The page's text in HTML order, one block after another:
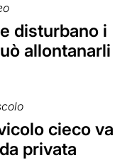
disturbano i
allontanarli
cieco va
privata